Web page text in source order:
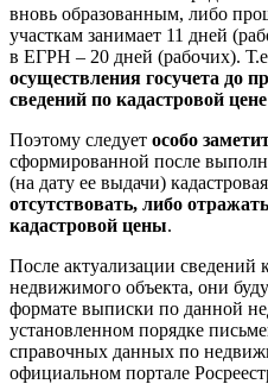
вновь образованным, либо
участкам занимает 11 дней
в ЕГРН – 20 дней (рабочих).
осуществления госучета до
сведений по кадастровой цене
Поэтому следует особо
сформированной после
(на дату ее выдачи)
отсутствовать, либо
кадастровой цены.
После актуализации сведений
недвижимого объекта, они
формате выписки по данной
установленном порядке
справочных данных по
официальном портале